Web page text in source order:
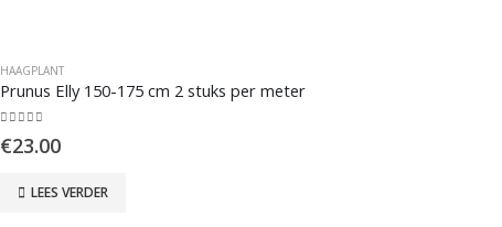
HAAGPLANT
Prunus Elly 150-175 cm 2 stuks per meter
€23.00
LEES VERDER